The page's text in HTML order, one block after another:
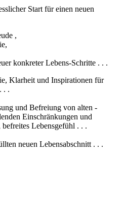
Start für einen neuen
,
konkreter Lebens-Schritte . . .
Klarheit und Inspirationen für
. .
und Befreiung von alten -
Einschränkungen und
Lebensgefühl . . .
neuen Lebensabschnitt . . .